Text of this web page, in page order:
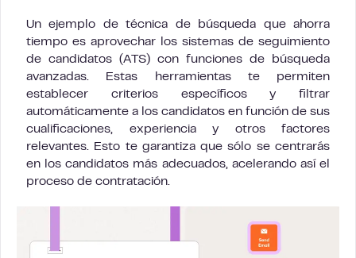
Un ejemplo de técnica de búsqueda que ahorra
tiempo es aprovechar los sistemas de seguimiento
de candidatos (ATS) con funciones de búsqueda
avanzadas. Estas herramientas te permiten
establecer criterios específicos y filtrar
automáticamente a los candidatos en función de sus
cualificaciones, experiencia y otros factores
relevantes. Esto te garantiza que sólo se centrarás
en los candidatos más adecuados, acelerando así el
proceso de contratación.